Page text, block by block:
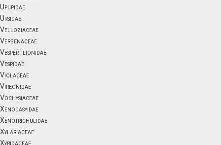
Upupidae
Ursidae
Velloziaceae
Verbenaceae
Vespertilionidae
Vespidae
Violaceae
Vireonidae
Vochysiaceae
Xenodasyidae
Xenotrichulidae
Xylariaceae
Xyridaceae